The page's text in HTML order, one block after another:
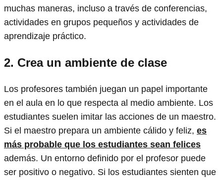
muchas maneras, incluso a través de conferencias,
actividades en grupos pequeños y actividades de
aprendizaje práctico.
2. Crea un ambiente de clase
Los profesores también juegan un papel importante
en el aula en lo que respecta al medio ambiente. Los
estudiantes suelen imitar las acciones de un maestro.
Si el maestro prepara un ambiente cálido y feliz, es
más probable que los estudiantes sean felices
además. Un entorno definido por el profesor puede
ser positivo o negativo. Si los estudiantes sienten que